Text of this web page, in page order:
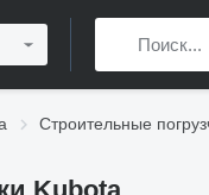
Строительные